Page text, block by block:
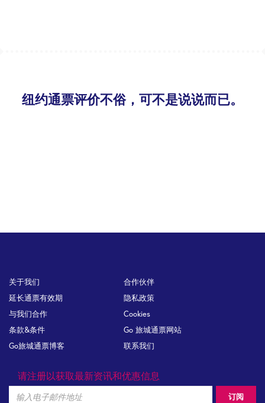
纽约通票评价不俗，可不是说说而已。
关于我们 合作伙伴
延长通票有效期 隐私政策
与我们合作 Cookies
条款&条件 Go 旅城通票网站
Go旅城通票博客 联系我们
请注册以获取最新资讯和优惠信息
订阅